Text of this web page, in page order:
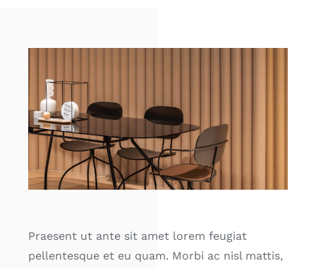
Praesent ut ante sit amet lorem feugiat
pellentesque et eu quam. Morbi ac nisl mattis,